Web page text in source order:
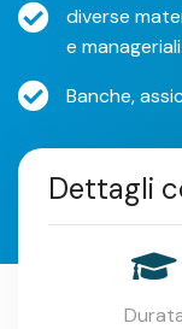
diverse
e manageriali
Banche,
Dettagli